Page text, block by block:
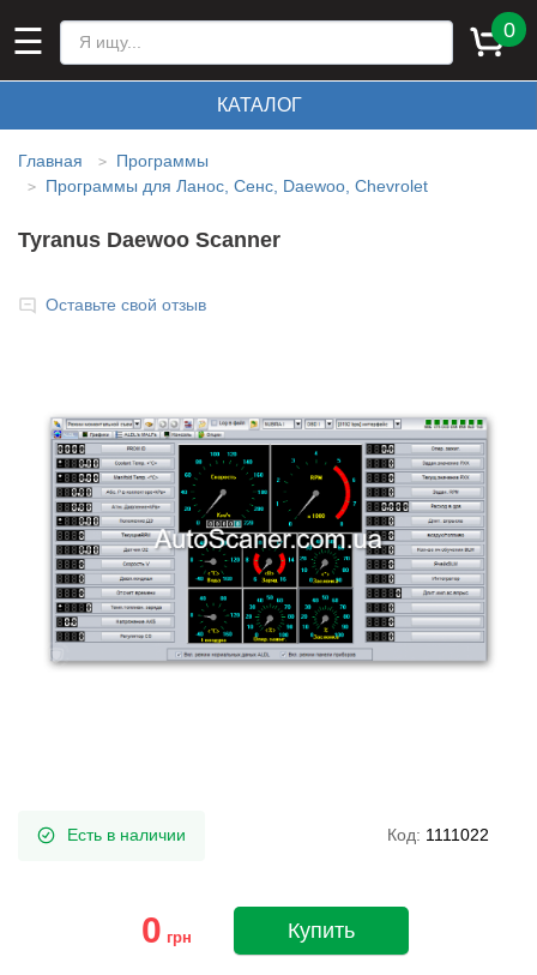
☰ 0
КАТАЛОГ
Главная > Программы
> Программы для Ланос, Сенс, Daewoo, Chevrolet
Tyranus Daewoo Scanner
Оставьте свой отзыв
Есть в наличии Код: 1111022
0 грн Купить